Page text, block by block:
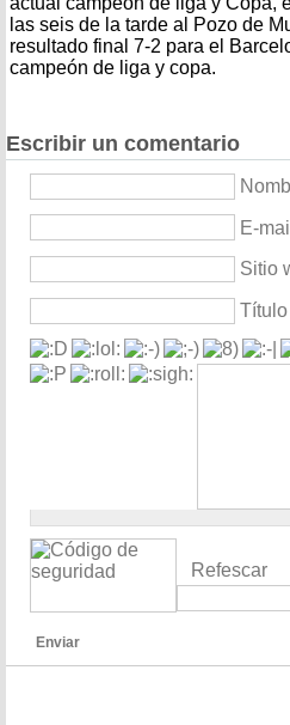
las seis de la tarde al Pozo de
resultado final 7-2 para el
campeón de liga y copa.
Escribir un comentario
E-mail
Sitio
Título
Refescar
Enviar